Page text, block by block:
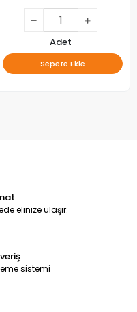
Adet
Sepete Ekle
elinize ulaşır.
sistemi